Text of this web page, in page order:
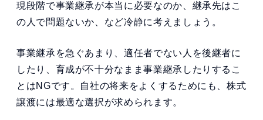
現段階で事業継承が本当に必要なのか、継承先はこ
の人で問題ないか、など冷静に考えましょう。
事業継承を急ぐあまり、適任者でない人を後継者に
したり、育成が不十分なまま事業継承したりするこ
とはNGです。自社の将来をよくするためにも、株式
譲渡には最適な選択が求められます。